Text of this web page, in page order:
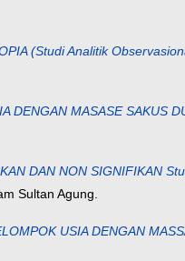
(Studi Analitik
DENGAN MASASE SAKUS
DAN NON SIGNIFIKAN
Sultan Agung.
USIA DENGAN